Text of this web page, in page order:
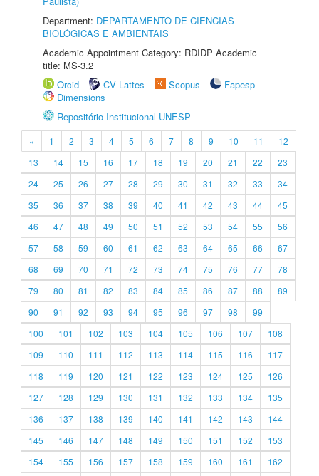
Department: DEPARTAMENTO DE CIÊNCIAS
BIOLÓGICAS E AMBIENTAIS
Academic Appointment Category: RDIDP Academic
title: MS-3.2
Orcid
CV Lattes Scopus
Fapesp
Dimensions
Repositório Institucional UNESP
« 1 2 3 4 5 6 7 8 9 10 11
12
13
14 15 16 17 18 19 20 21 22
23
24
25 26 27 28 29 30 31 32 33
34
35
36 37 38 39 40 41 42 43 44
45
46
47 48 49 50 51 52 53 54 55
56
57
58 59 60 61 62 63 64 65 66
67
68
69 70 71 72 73 74 75 76 77
78
79
80 81 82 83 84 85 86 87 88
89
90
91 92 93 94 95 96 97 98
99
100
101 102 103 104 105 106 107
108
109
110 111 112 113 114 115 116
117
118
119 120 121 122 123 124 125
126
127
128 129 130 131 132 133 134
135
136
137 138 139 140 141 142 143
144
145
146 147 148 149 150 151 152
153
154
155 156 157 158 159 160 161
162